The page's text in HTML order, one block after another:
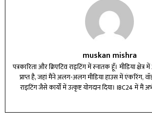
muskan mishra
पत्रकारिता और क्रिएटिव राइटिंग में स्नातक हूँ। मीडिया क्षेत्र
प्राप्त है, जहां मैंने अलग-अलग मीडिया हाउस में
राइटिंग जैसे कार्यों में उत्कृष्ट योगदान दिया। IBC24 में